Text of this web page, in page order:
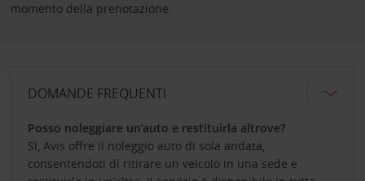
momento della prenotazione.
DOMANDE FREQUENTI
Posso noleggiare un’auto e restituirla altrove?
Sì, Avis offre il noleggio auto di sola andata,
consentendoti di ritirare un veicolo in una sede e